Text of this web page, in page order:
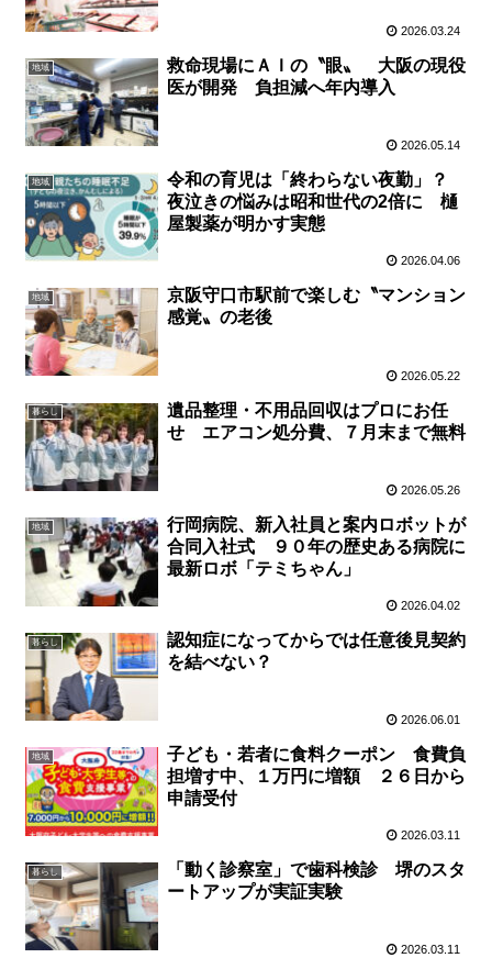
2026.03.24
地域
救命現場にＡＩの〝眼〟 大阪の現役
医が開発 負担減へ年内導入
2026.05.14
地域
令和の育児は「終わらない夜勤」？
夜泣きの悩みは昭和世代の2倍に 樋
屋製薬が明かす実態
2026.04.06
地域
京阪守口市駅前で楽しむ〝マンション
感覚〟の老後
2026.05.22
暮らし
遺品整理・不用品回収はプロにお任
せ エアコン処分費、７月末まで無料
2026.05.26
地域
行岡病院、新入社員と案内ロボットが
合同入社式 ９０年の歴史ある病院に
最新ロボ「テミちゃん」
2026.04.02
暮らし
認知症になってからでは任意後見契約
を結べない？
2026.06.01
地域
子ども・若者に食料クーポン 食費負
担増す中、１万円に増額 ２６日から
申請受付
2026.03.11
暮らし
「動く診察室」で歯科検診 堺のスタ
ートアップが実証実験
2026.03.11